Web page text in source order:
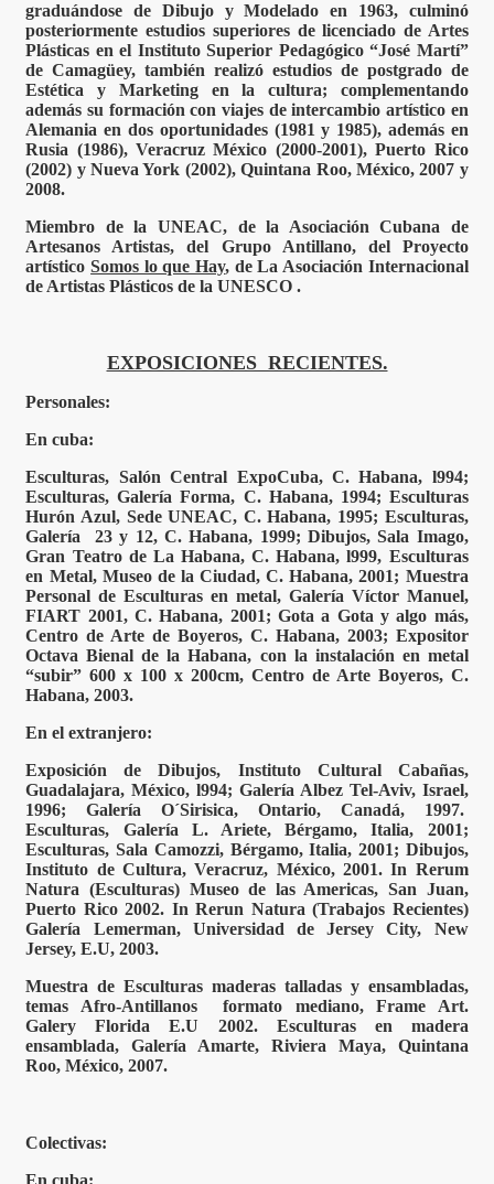
graduándose de Dibujo y Modelado en 1963, culminó
posteriormente estudios superiores de licenciado de Artes
Plásticas en el Instituto Superior Pedagógico “José Martí”
de Camagüey, también realizó estudios de postgrado de
Estética y Marketing en la cultura; complementando
además su formación con viajes de intercambio artístico en
Alemania en dos oportunidades (1981 y 1985), además en
Rusia (1986), Veracruz México (2000-2001), Puerto Rico
(2002) y Nueva York (2002), Quintana Roo, México, 2007 y
2008.
Miembro de la UNEAC, de la Asociación Cubana de
Artesanos Artistas, del Grupo Antillano, del Proyecto
artísticoSomos lo que Hay, de La Asociación Internacional
de Artistas Plásticos de la UNESCO .
EXPOSICIONES RECIENTES.
Personales:
En cuba:
Esculturas, Salón Central ExpoCuba, C. Habana, l994;
Esculturas, Galería Forma, C. Habana, 1994; Esculturas
Hurón Azul, Sede UNEAC, C. Habana, 1995; Esculturas,
Galería 23 y 12, C. Habana, 1999; Dibujos, Sala Imago,
Gran Teatro de La Habana, C. Habana, l999, Esculturas
en Metal, Museo de la Ciudad, C. Habana, 2001; Muestra
Personal de Esculturas en metal, Galería Víctor Manuel,
FIART 2001, C. Habana, 2001; Gota a Gota y algo más,
Centro de Arte de Boyeros, C. Habana, 2003; Expositor
Octava Bienal de la Habana, con la instalación en metal
“subir” 600 x 100 x 200cm, Centro de Arte Boyeros, C.
Habana, 2003.
En el extranjero:
Exposición de Dibujos, Instituto Cultural Cabañas,
Guadalajara, México, l994; Galería Albez Tel-Aviv, Israel,
1996; Galería O´Sirisica, Ontario, Canadá, 1997.
Esculturas, Galería L. Ariete, Bérgamo, Italia, 2001;
Esculturas, Sala Camozzi, Bérgamo, Italia, 2001; Dibujos,
Instituto de Cultura, Veracruz, México, 2001. In Rerum
Natura (Esculturas) Museo de las Americas, San Juan,
Puerto Rico 2002. In Rerun Natura (Trabajos Recientes)
Galería Lemerman, Universidad de Jersey City, New
Jersey, E.U, 2003.
Muestra de Esculturas maderas talladas y ensambladas,
temas Afro-Antillanos formato mediano, Frame Art.
Galery Florida E.U 2002. Esculturas en madera
ensamblada, Galería Amarte, Riviera Maya, Quintana
Roo, México, 2007.
Colectivas:
En cuba: